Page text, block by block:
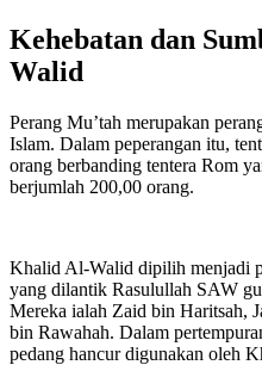
Kehebatan dan
Walid
Perang Mu’tah merupakan
Islam. Dalam peperangan itu,
orang berbanding tentera Rom
berjumlah 200,00 orang.
Khalid Al-Walid dipilih menjadi
yang dilantik Rasulullah SAW
Mereka ialah Zaid bin Haritsah,
bin Rawahah. Dalam
pedang hancur digunakan oleh